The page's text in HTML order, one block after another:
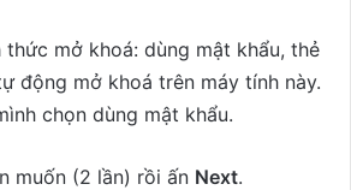
thức mở khoá: dùng mật khẩu, thẻ
động mở khoá trên máy tính này.
chọn dùng mật khẩu.
muốn (2 lần) rồi ấn Next.